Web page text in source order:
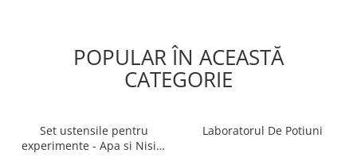
POPULAR ÎN ACEASTĂ
CATEGORIE
Set ustensile pentru
experimente - Apa si Nisip,
Laboratorul De Potiuni